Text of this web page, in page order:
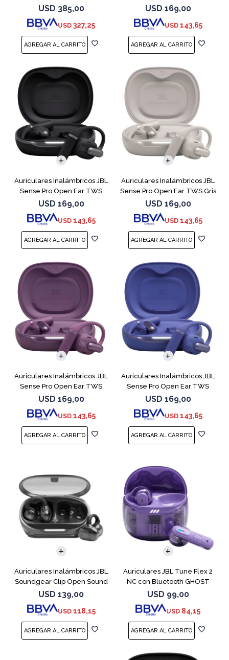
Negro
USD 385,00
USD 327,25
Blanco
USD 169,00
USD 143,65
Auriculares Inalámbricos JBL
Sense Pro Open Ear TWS
Negro
USD 169,00
USD 143,65
Auriculares Inalámbricos JBL
Sense Pro Open Ear TWS Gris
USD 169,00
USD 143,65
Auriculares Inalámbricos JBL
Sense Pro Open Ear TWS
Purple
USD 169,00
USD 143,65
Auriculares Inalámbricos JBL
Sense Pro Open Ear TWS
Azul
USD 169,00
USD 143,65
Auriculares Inalámbricos JBL
Soundgear Clip Open Sound
Negro
USD 139,00
USD 118,15
Auriculares JBL Tune Flex 2
NC con Bluetooth GHOST
EDITION
USD 99,00
USD 84,15